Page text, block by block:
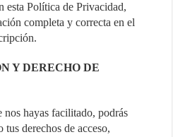
esta Política de Privacidad,
completa y correcta en el
Y DERECHO DE
hayas facilitado, podrás
derechos de acceso,